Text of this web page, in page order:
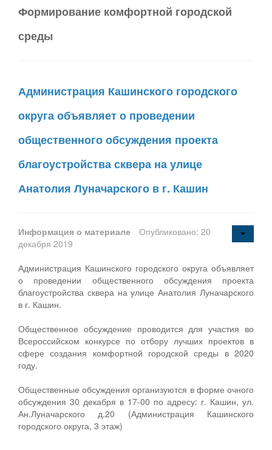
Формирование комфортной городской
среды
Администрация Кашинского городского
округа объявляет о проведении
общественного обсуждения проекта
благоустройства сквера на улице
Анатолия Луначарского в г. Кашин
Информация о материале
Опубликовано: 20
декабря 2019
Администрация Кашинского городского округа объявляет
о проведении общественного обсуждения проекта
благоустройства сквера на улице Анатолия Луначарского
в г. Кашин.
Общественное обсуждение проводится для участия во
Всероссийском конкурсе по отбору лучших проектов в
сфере создания комфортной городской среды в 2020
году.
Общественные обсуждения организуются в форме очного
обсуждения 30 декабря в 17-00 по адресу: г. Кашин, ул.
Ан.Луначарского д.20 (Администрация Кашинского
городского округа, 3 этаж)